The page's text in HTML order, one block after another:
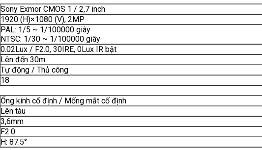
Sony Exmor CMOS 1 / 2,7 inch
1920 (H)×1080 (V), 2MP
PAL: 1/5 ~ 1/100000 giây
NTSC: 1/30 ~ 1/100000 giây
0.02Lux / F2.0, 30IRE, 0Lux IR bật
Lên đến 30m
Tự động / Thủ công
18
Ống kính cố định / Mống mắt cố định
Lên tàu
3,6mm
F2.0
H: 87.5°